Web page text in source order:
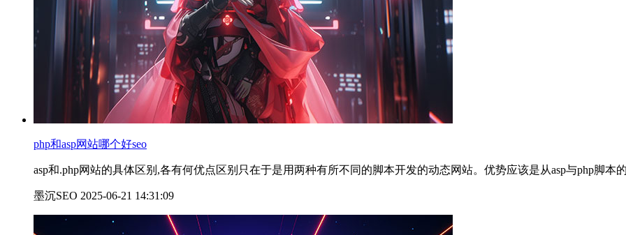
php和asp网站哪个好seo
asp和.php网站的具体区别,各有何优点区别只在于是用两种有所不同的脚本开发的动态网站。优势应该是从asp与php脚本
墨沉SEO 2025-06-21 14:31:09